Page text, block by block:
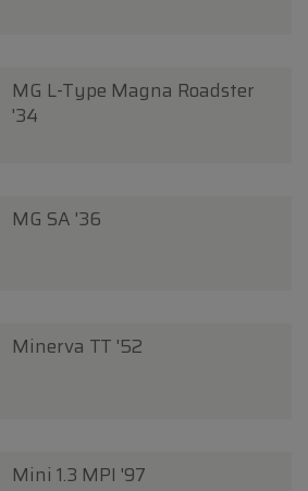
MG L-Type Magna Roadster
'34
MG SA '36
Minerva TT '52
Mini 1.3 MPI '97